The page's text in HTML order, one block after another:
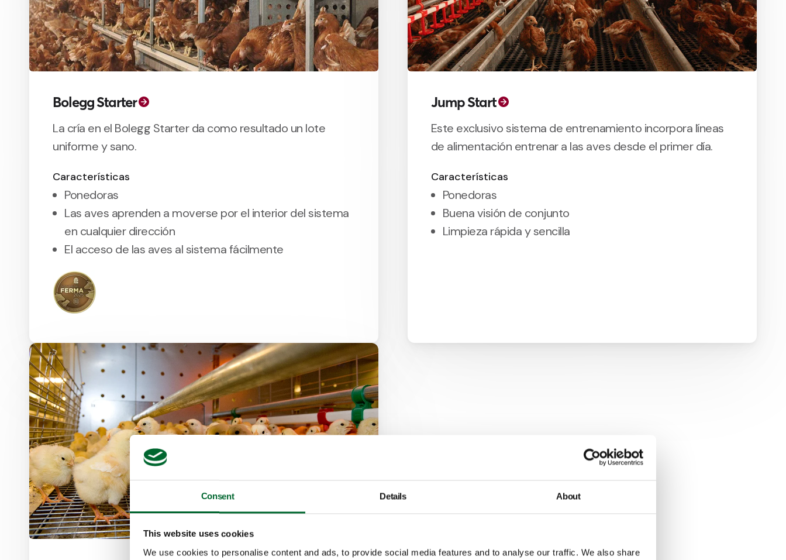
Consent Details About
This website uses cookies
We use cookies to personalise content and ads, to provide social media features and to analyse our traffic. We also share
Bolegg Starter
La cría en el Bolegg Starter da como resultado un lote
uniforme y sano.
Características
Ponedoras
Las aves aprenden a moverse por el interior del sistema
en cualquier dirección
El acceso de las aves al sistema fácilmente
Jump Start
Este exclusivo sistema de entrenamiento incorpora líneas
de alimentación entrenar a las aves desde el primer día.
Características
Ponedoras
Buena visión de conjunto
Limpieza rápida y sencilla